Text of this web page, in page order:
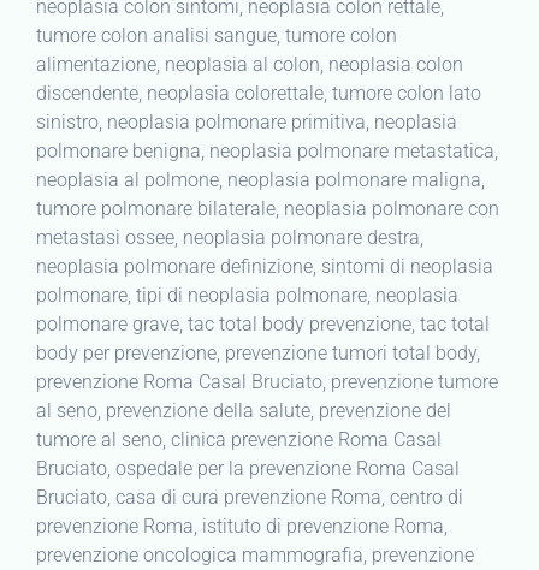
neoplasia colon sintomi, neoplasia colon rettale,
tumore colon analisi sangue, tumore colon
alimentazione, neoplasia al colon, neoplasia colon
discendente, neoplasia colorettale, tumore colon lato
sinistro, neoplasia polmonare primitiva, neoplasia
polmonare benigna, neoplasia polmonare metastatica,
neoplasia al polmone, neoplasia polmonare maligna,
tumore polmonare bilaterale, neoplasia polmonare con
metastasi ossee, neoplasia polmonare destra,
neoplasia polmonare definizione, sintomi di neoplasia
polmonare, tipi di neoplasia polmonare, neoplasia
polmonare grave, tac total body prevenzione, tac total
body per prevenzione, prevenzione tumori total body,
prevenzione Roma Casal Bruciato, prevenzione tumore
al seno, prevenzione della salute, prevenzione del
tumore al seno, clinica prevenzione Roma Casal
Bruciato, ospedale per la prevenzione Roma Casal
Bruciato, casa di cura prevenzione Roma, centro di
prevenzione Roma, istituto di prevenzione Roma,
prevenzione oncologica mammografia, prevenzione